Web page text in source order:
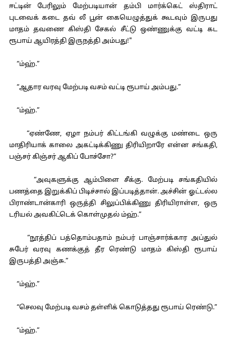
ஈட்டின் பேரிலும் மேற்படியான் தம்பி மார்க்கெட் ஸ்திராட்
புடவைக் கடை தவ் லீ பூன் கையெழுத்துக் கூடவும் இருபது
மாதம் தவணை கிஸ்தி சேகல் சீட்டு ஒண்ணுக்கு வட்டி கட
ரூபாய் ஆயிரத்தி இருநத்தி அம்பது!"
“ம்ஹ்.”
“ஆதார வரவு மேற்படி வசம் வட்டி ரூபாய் அம்பது.”
“ம்ஹ்.”
“ஏண்ணே, ஏழா நம்பர் கிட்டங்கி வழுக்கு மண்டை ஒரு
மாதிரியாக் காலை அகட்டிக்கிணு திரியிறாரே என்ன சங்கதி,
பஞ்சர் கிஞ்சர் ஆகிப் போச்சோ?”
“அவுகளுக்கு ஆம்பிளை சீக்கு. மேற்படி சங்கதியில்
பணத்தை இறுக்கிப் பிடிச்சால் இப்படித்தான். அச்சின் ஓட்டல்ல
பிராண்டான்காரி ஒருத்தி சிலுப்பிக்கிணு திரியிராள்ள, ஒரு
டரியல் அவகிட்டெக் கொள்முதல் ம்ஹ்.”
“நூத்திப் பத்தொம்பதாம் நம்பர் பாஞ்சார்க்கார அப்துல்
சுபேர் வரவு கணக்குத் தீர ரெண்டு மாதம் கிஸ்தி ரூபாய்
இருபத்தி அஞ்சு.”
“ம்ஹ்.”
“செலவு மேற்படி வசம் தள்ளிக் கொடுத்தது ரூபாய் ரெண்டு.”
“ம்ஹ்.”